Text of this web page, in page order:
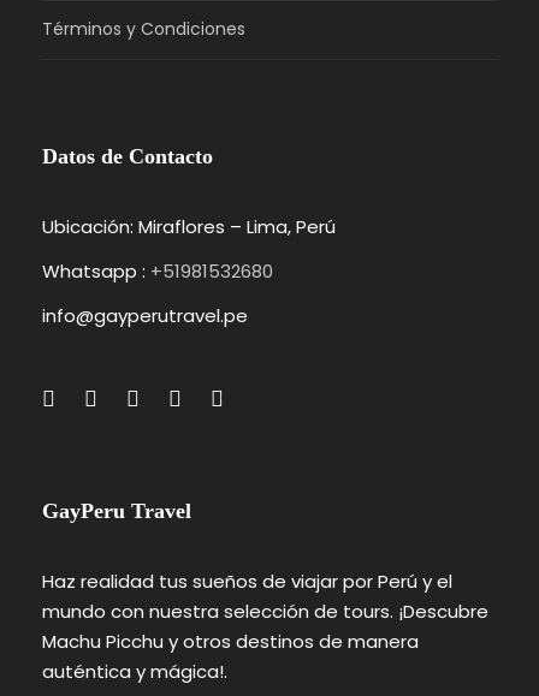
Términos y Condiciones
Datos de Contacto
Ubicación: Miraflores – Lima, Perú
Whatsapp : +51981532680
info@gayperutravel.pe
GayPeru Travel
Haz realidad tus sueños de viajar por Perú y el
mundo con nuestra selección de tours. ¡Descubre
Machu Picchu y otros destinos de manera
auténtica y mágica!.